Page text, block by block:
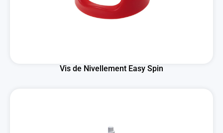
Vis de Nivellement Easy Spin